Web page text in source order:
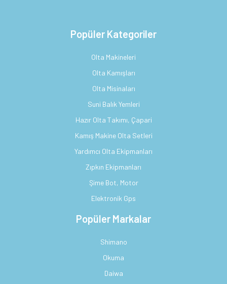
Popüler Kategoriler
Olta Makineleri
Olta Kamışları
Olta Misinaları
Suni Balık Yemleri
Hazır Olta Takımı, Çapari
Kamış Makine Olta Setleri
Yardımcı Olta Ekipmanları
Zıpkın Ekipmanları
Şime Bot, Motor
Elektronik Gps
Popüler Markalar
Shimano
Okuma
Daiwa